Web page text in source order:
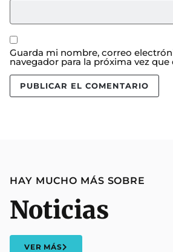
Guarda mi nombre, correo
navegador para la próxima vez
HAY MUCHO MÁS SOBRE
Noticias
VER MÁS